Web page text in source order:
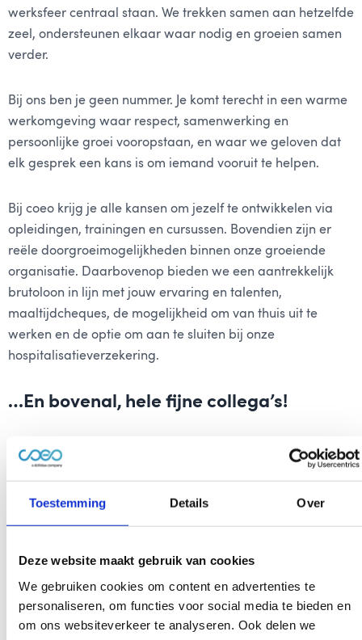
Toestemming Details Over
Deze website maakt gebruik van cookies
We gebruiken cookies om content en advertenties te
personaliseren, om functies voor social media te bieden en
om ons websiteverkeer te analyseren. Ook delen we
werksfeer centraal staan. We trekken samen aan hetzelfde
zeel, ondersteunen elkaar waar nodig en groeien samen
verder.
Bij ons ben je geen nummer. Je komt terecht in een warme
werkomgeving waar respect, samenwerking en
persoonlijke groei vooropstaan, en waar we geloven dat
elk gesprek een kans is om iemand vooruit te helpen.
Bij coeo krijg je alle kansen om jezelf te ontwikkelen via
opleidingen, trainingen en cursussen. Bovendien zijn er
reële doorgroeimogelijkheden binnen onze groeiende
organisatie. Daarbovenop bieden we een aantrekkelijk
brutoloon in lijn met jouw ervaring en talenten,
maaltijdcheques, de mogelijkheid om van thuis uit te
werken en de optie om aan te sluiten bij onze
hospitalisatieverzekering.
…En bovenal, hele fijne collega’s!